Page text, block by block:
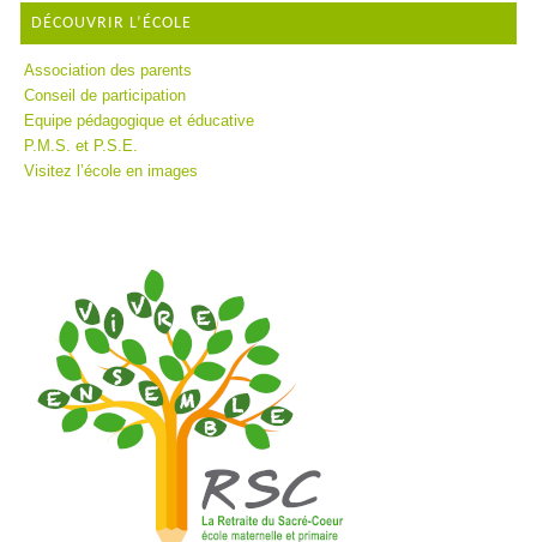
DÉCOUVRIR L’ÉCOLE
Association des parents
Conseil de participation
Equipe pédagogique et éducative
P.M.S. et P.S.E.
Visitez l’école en images